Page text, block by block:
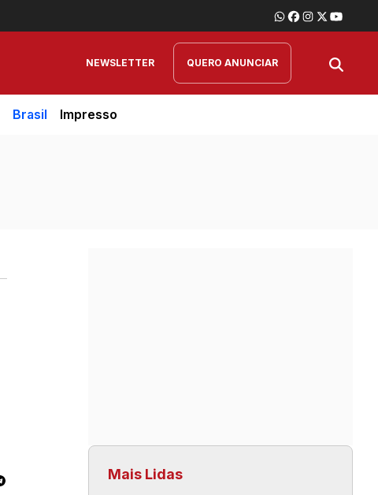
NEWSLETTER QUERO ANUNCIAR
Brasil Impresso
Mais Lidas